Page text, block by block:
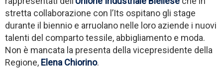
stretta collaborazione con l’Its ospitano gli stage
durante il biennio e arruolano nelle loro aziende i nuovi
talenti del comparto tessile, abbigliamento e moda.
Non è mancata la presenta della vicepresidente della
Regione, Elena Chiorino.